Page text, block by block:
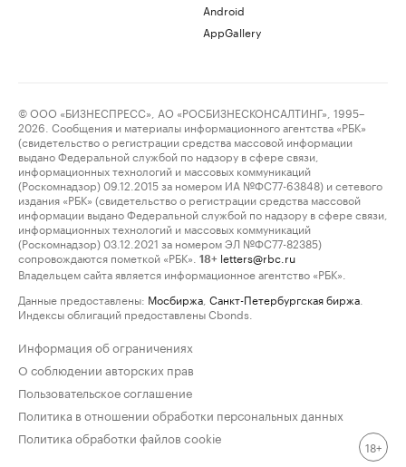
Android
AppGallery
© ООО «БИЗНЕСПРЕСС», АО «РОСБИЗНЕСКОНСАЛТИНГ», 1995–
2026. Сообщения и материалы информационного агентства «РБК»
(свидетельство о регистрации средства массовой информации
выдано Федеральной службой по надзору в сфере связи,
информационных технологий и массовых коммуникаций
(Роскомнадзор) 09.12.2015 за номером ИА №ФС77-63848) и сетевого
издания «РБК» (свидетельство о регистрации средства массовой
информации выдано Федеральной службой по надзору в сфере связи,
информационных технологий и массовых коммуникаций
(Роскомнадзор) 03.12.2021 за номером ЭЛ №ФС77-82385)
сопровождаются пометкой «РБК».
18+ letters@rbc.ru
Владельцем сайта является информационное агентство «РБК».
Данные предоставлены: Мосбиржа Санкт-Петербургская биржа
Индексы облигаций предоставлены Cbonds.
Информация об ограничениях
О соблюдении авторских прав
Пользовательское соглашение
Политика в отношении обработки персональных данных
Политика обработки файлов cookie
18+